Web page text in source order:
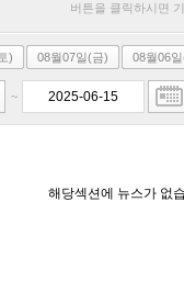
버튼을 클릭하시면
) 08월07일(금) 08월06
~
해당섹션에 뉴스가 없